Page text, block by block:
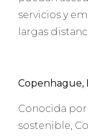
servicios y
largas
Copenhague,
Conocida
sostenible,